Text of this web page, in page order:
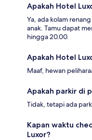
Apakah Hotel
Ya, ada kolam
anak. Tamu dapat
hingga 20.00.
Apakah Hotel
Maaf, hewan
Apakah parkir di
Tidak, tetapi ada
Kapan waktu
Luxor?